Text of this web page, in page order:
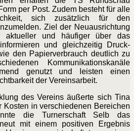
per Post. Zudem besteht für alle
sich zusätzlich für den
Ziel der Neuausrichtung
und häufiger über das
und gleichzeitig Druck-
den Papierverbrauch deutlich zu
Kommunikationskanäle
genutzt und leisten einen
der Vereinsarbeit.
des Vereins äußerte sich Tina
Kosten in verschiedenen Bereichen
die Turnerschaft Selb das
mit einem positiven Ergebnis